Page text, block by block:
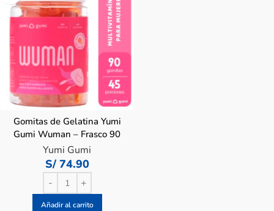
Gomitas de Gelatina Yumi
Gumi Wuman – Frasco 90
UN
Yumi Gumi
S/74.90
Añadir al carrito